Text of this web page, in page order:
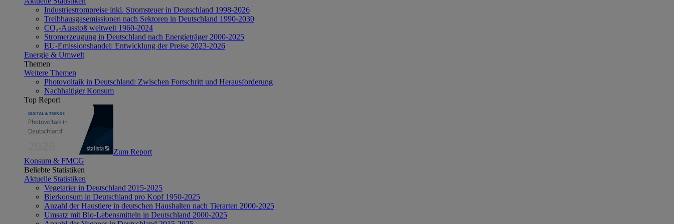
Industriestrompreise inkl. Stromsteuer in Deutschland 1998-2026
Treibhausgasemissionen nach Sektoren in Deutschland 1990-2030
CO₂-Ausstoß weltweit 1960-2024
Stromerzeugung in Deutschland nach Energieträger 2000-2025
EU-Emissionshandel: Entwicklung der Preise 2023-2026
Energie & Umwelt
Themen
Weitere Themen
Photovoltaik in Deutschland: Zwischen Fortschritt und Herausforderung
Nachhaltiger Konsum
Top Report
Zum Report
Konsum & FMCG
Beliebte Statistiken
Aktuelle Statistiken
Vegetarier in Deutschland 2015-2025
Bierkonsum in Deutschland pro Kopf 1950-2025
Anzahl der Haustiere in deutschen Haushalten nach Tierarten 2000-2025
Umsatz mit Bio-Lebensmitteln in Deutschland 2000-2025